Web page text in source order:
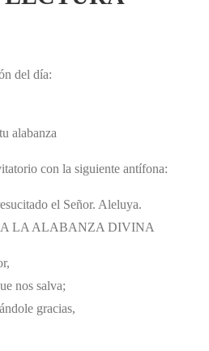
del día:
alabanza
con la siguiente antífona:
el Señor. Aleluya.
A LA ALABANZA DIVINA
nos salva;
gracias,